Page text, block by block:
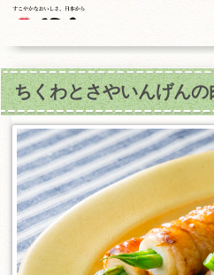
ちくわとさやいんげん